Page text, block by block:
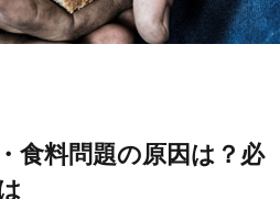
食料問題の原因は？必